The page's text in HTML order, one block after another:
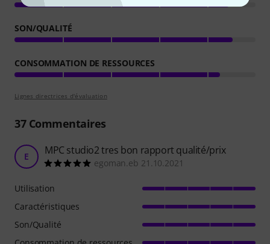
SON/QUALITÉ
CONSOMMATION DE RESSOURCES
Lignes directrices d'évaluation
37Commentaires
E MPC studio2 tres bon rapport qualité/prix
egoman.eb 21.10.2021
Utilisation
Caractéristiques
Son/Qualité